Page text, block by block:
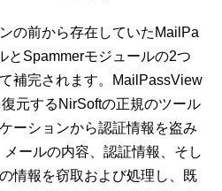
の前から存在していたMailPa
とSpammerモジュールの2つ
補完されます。MailPassView
元するNirSoftの正規のツール
ーションから認証情報を盗み
ールの内容、認証情報、そし
情報を窃取および処理し、既